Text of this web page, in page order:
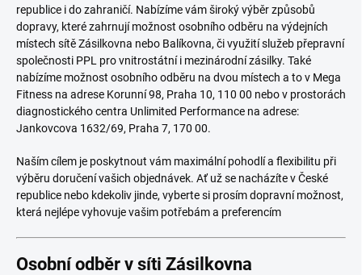
republice i do zahraničí. Nabízíme vám široký výběr způsobů
dopravy, které zahrnují možnost osobního odběru na výdejních
místech sítě Zásilkovna nebo Balíkovna, či využití služeb přepravní
společnosti PPL pro vnitrostátní i mezinárodní zásilky. Také
nabízíme možnost osobního odběru na dvou místech a to v Mega
Fitness na adrese Korunní 98, Praha 10, 110 00 nebo v prostorách
diagnostického centra Unlimited Performance na adrese:
Jankovcova 1632/69, Praha 7, 170 00.
Naším cílem je poskytnout vám maximální pohodlí a flexibilitu při
výběru doručení vašich objednávek. Ať už se nacházíte v České
republice nebo kdekoliv jinde, vyberte si prosím dopravní možnost,
která nejlépe vyhovuje vašim potřebám a preferencím
Osobní odběr v síti Zásilkovna